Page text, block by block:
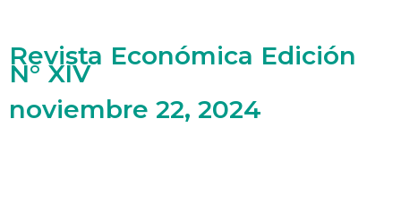
Revista Económica Edición
N° XIV
noviembre 22, 2024